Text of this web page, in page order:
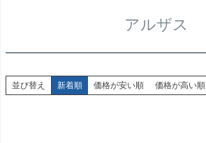
アルザス
並び替え 新着順 価格が安い順 価格が高い順